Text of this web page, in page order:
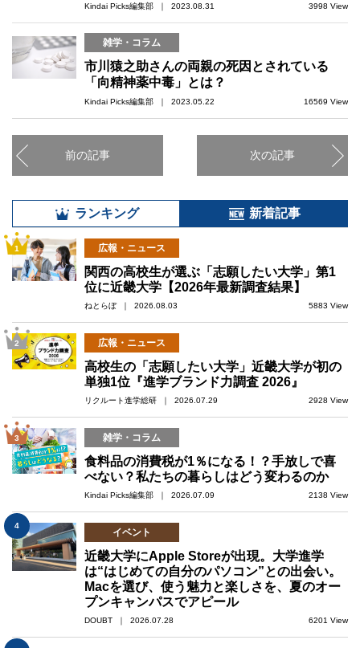
Kindai Picks編集部 ｜ 2023.08.31 3998 View
雑学・コラム
市川猿之助さんの両親の死因とされている
「向精神薬中毒」とは？
Kindai Picks編集部 ｜ 2023.05.22 16569 View
前の記事 次の記事
ランキング 新着記事
1 広報・ニュース
関西の高校生が選ぶ「志願したい大学」第1
位に近畿大学【2026年最新調査結果】
ねとらぼ ｜ 2026.08.03 5883 View
2 広報・ニュース
高校生の「志願したい大学」近畿大学が初の
単独1位『進学ブランド力調査 2026』
リクルート進学総研 ｜ 2026.07.29 2928 View
3 雑学・コラム
食料品の消費税が1％になる！？手放しで喜
べない？私たちの暮らしはどう変わるのか
Kindai Picks編集部 ｜ 2026.07.09 2138 View
4
イベント
近畿大学にApple Storeが出現。大学進学
は“はじめての自分のパソコン”との出会い。
Macを選び、使う魅力と楽しさを、夏のオー
プンキャンパスでアピール
DOUBT ｜ 2026.07.28 6201 View